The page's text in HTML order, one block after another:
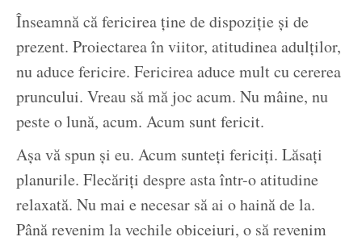
Înseamnă că fericirea ține de dispoziție și de
prezent. Proiectarea în viitor, atitudinea adulților,
nu aduce fericire. Fericirea aduce mult cu cererea
pruncului. Vreau să mă joc acum. Nu mâine, nu
peste o lună, acum. Acum sunt fericit.
Așa vă spun și eu. Acum sunteți fericiți. Lăsați
planurile. Flecăriți despre asta într-o atitudine
relaxată. Nu mai e necesar să ai o haină de la.
Până revenim la vechile obiceiuri, o să revenim